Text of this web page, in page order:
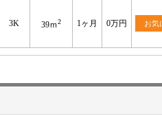
3K 39ｍ2 1ヶ月 0万円 お気